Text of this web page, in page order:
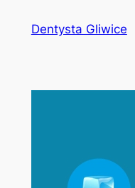
Dentysta Gliwice